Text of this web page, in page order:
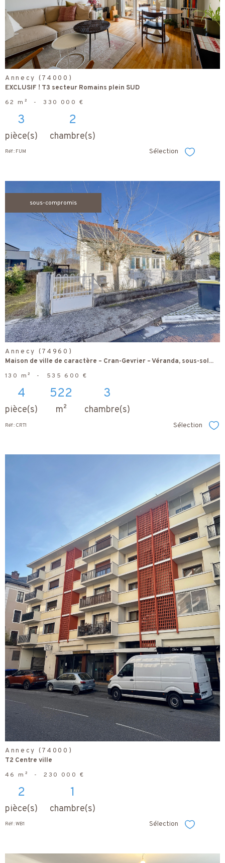
bien
Annecy (74000)
EXCLUSIF ! T3 secteur Romains plein SUD
62 m² - 330 000 €
3
pièce(s)
2
chambre(s)
Réf : FUM Sélection Sélectionner
sous-compromis
voir le
bien
Annecy (74960)
Maison de ville de caractère – Cran-Gevrier – Véranda, sous-sol...
130 m² - 535 600 €
4
pièce(s)
522
m²
3
chambre(s)
Réf : CRT1 Sélection
voir le
bien
Annecy (74000)
T2 Centre ville
46 m² - 230 000 €
2
pièce(s)
1
chambre(s)
Réf : WB1 Sélection Sélectionner